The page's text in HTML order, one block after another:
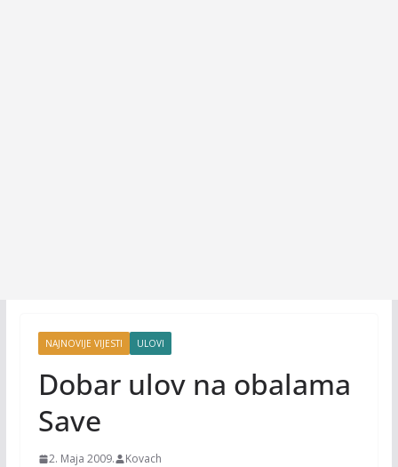
NAJNOVIJE VIJESTI ULOVI
Dobar ulov na obalama
Save
2. Maja 2009. Kovach